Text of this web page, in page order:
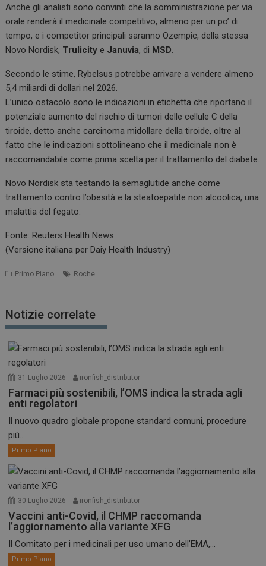
Anche gli analisti sono convinti che la somministrazione per via
orale renderà il medicinale competitivo, almeno per un po’ di
tempo, e i competitor principali saranno Ozempic, della stessa
Novo Nordisk, Trulicity e Januvia, di MSD.
Secondo le stime, Rybelsus potrebbe arrivare a vendere almeno
5,4 miliardi di dollari nel 2026.
L’unico ostacolo sono le indicazioni in etichetta che riportano il
potenziale aumento del rischio di tumori delle cellule C della
tiroide, detto anche carcinoma midollare della tiroide, oltre al
fatto che le indicazioni sottolineano che il medicinale non è
raccomandabile come prima scelta per il trattamento del diabete.
Novo Nordisk sta testando la semaglutide anche come
trattamento contro l’obesità e la steatoepatite non alcoolica, una
malattia del fegato.
Fonte: Reuters Health News
(Versione italiana per Daiy Health Industry)
Primo Piano Roche
Notizie correlate
31 Luglio 2026 ironfish_distributor
Farmaci più sostenibili, l’OMS indica la strada agli
enti regolatori
Il nuovo quadro globale propone standard comuni, procedure
più...
Primo Piano
30 Luglio 2026 ironfish_distributor
Vaccini anti-Covid, il CHMP raccomanda
l’aggiornamento alla variante XFG
Il Comitato per i medicinali per uso umano dell’EMA,...
Primo Piano